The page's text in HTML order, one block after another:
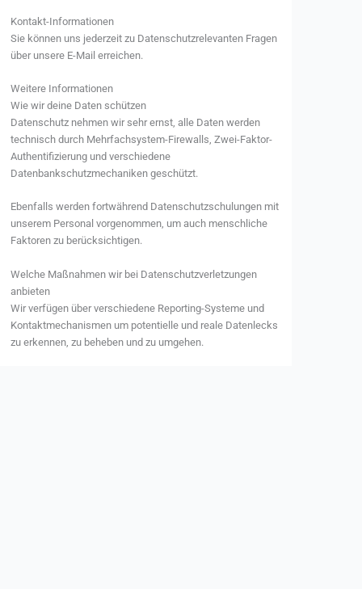
Kontakt-Informationen
Sie können uns jederzeit zu Datenschutzrelevanten Fragen
über unsere E-Mail erreichen.
Weitere Informationen
Wie wir deine Daten schützen
Datenschutz nehmen wir sehr ernst, alle Daten werden
technisch durch Mehrfachsystem-Firewalls, Zwei-Faktor-
Authentifizierung und verschiedene
Datenbankschutzmechaniken geschützt.
Ebenfalls werden fortwährend Datenschutzschulungen mit
unserem Personal vorgenommen, um auch menschliche
Faktoren zu berücksichtigen.
Welche Maßnahmen wir bei Datenschutzverletzungen
anbieten
Wir verfügen über verschiedene Reporting-Systeme und
Kontaktmechanismen um potentielle und reale Datenlecks
zu erkennen, zu beheben und zu umgehen.